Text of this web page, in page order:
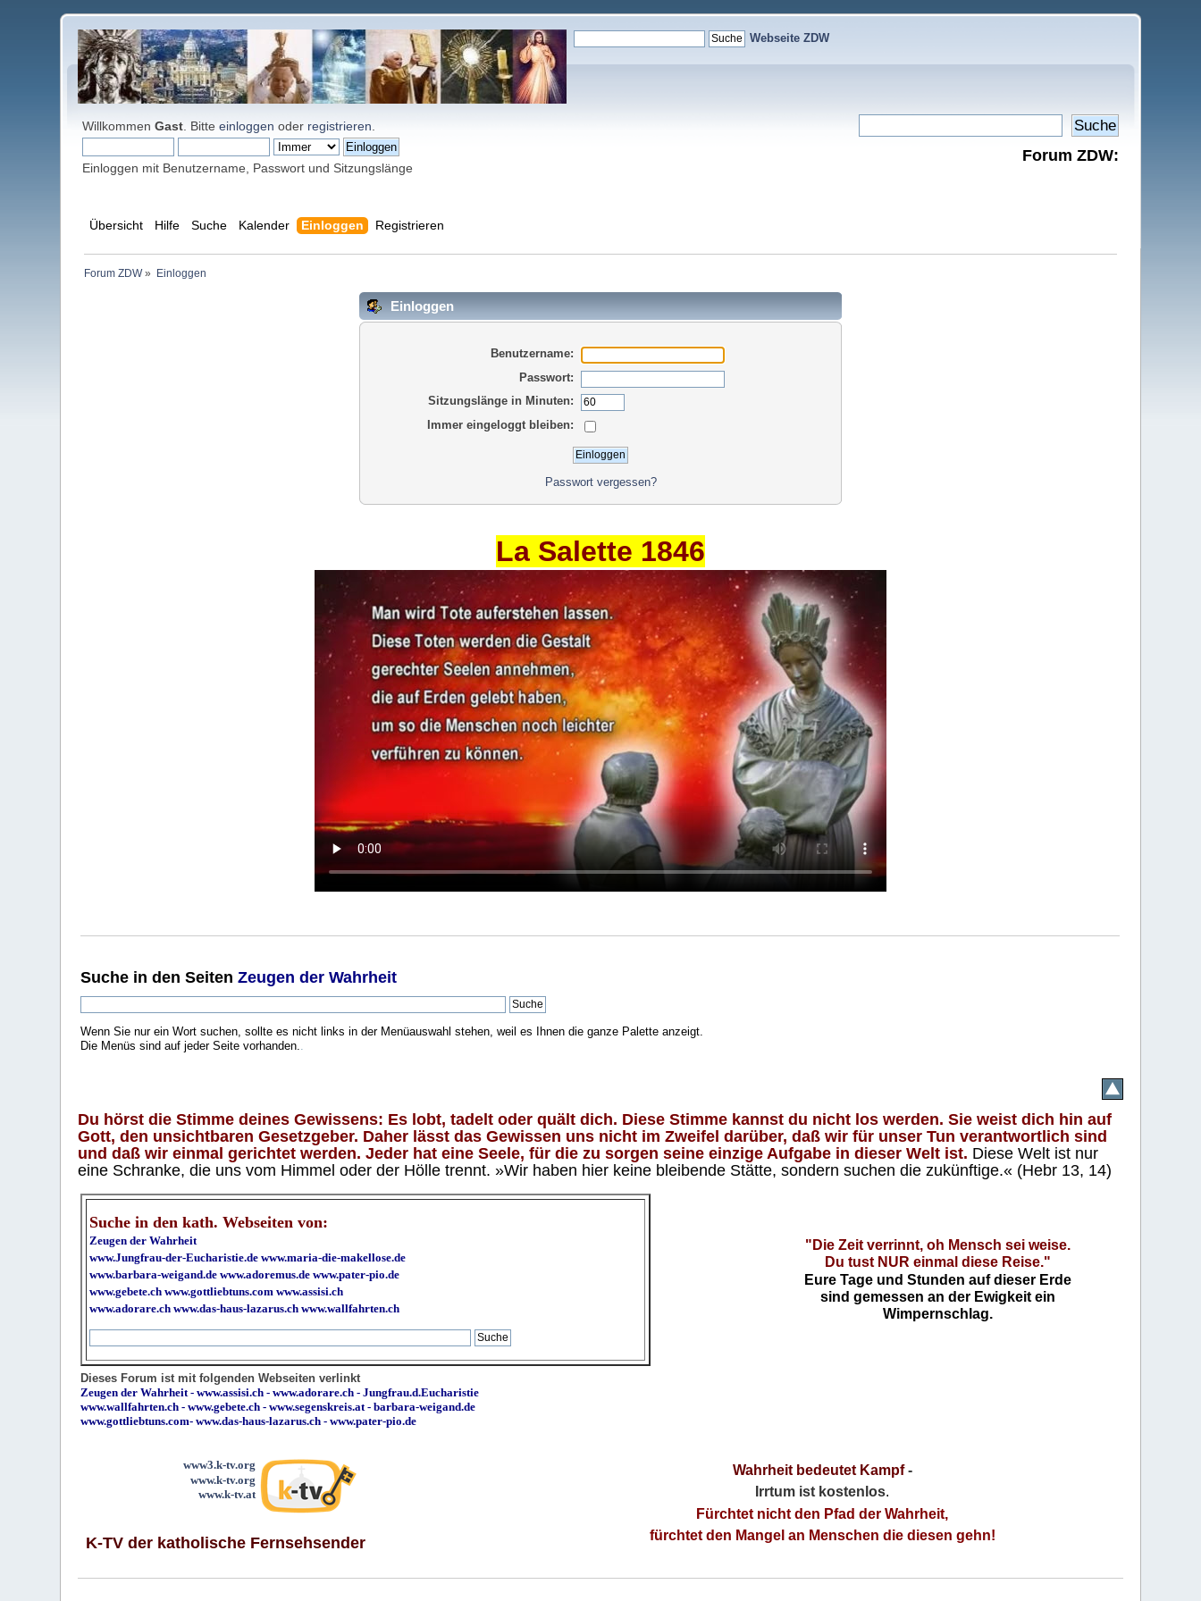
Webseite ZDW
WillkommenGast . Bitteeinloggen oder registrieren
Einloggen mit Benutzername, Passwort und Sitzungslänge
Forum ZDW:
Übersicht Hilfe Suche Kalender Einloggen Registrieren
Forum ZDW» Einloggen
Einloggen
Benutzername:
Passwort:
Sitzungslänge in Minuten:
Immer eingeloggt bleiben:
Passwort vergessen?
La Salette 1846
Suche in den SeitenZeugen der Wahrheit
Wenn Sie nur ein Wort suchen, sollte es nicht links in der Menüauswahl stehen, weil es Ihnen die ganze Palette anzeigt.
Die Menüs sind auf jeder Seite vorhanden.
Du hörst die Stimme deines Gewissens: Es lobt, tadelt oder quält dich. Diese Stimme kannst du nicht los werden. Sie weist dich hin auf
Gott, den unsichtbaren Gesetzgeber. Daher lässt das Gewissen uns nicht im Zweifel darüber, daß wir für unser Tun verantwortlich sind
und daß wir einmal gerichtet werden. Jeder hat eine Seele, für die zu sorgen seine einzige Aufgabe in dieser Welt ist. Diese Welt ist nur
eine Schranke, die uns vom Himmel oder der Hölle trennt. »Wir haben hier keine bleibende Stätte, sondern suchen die zukünftige.« (Hebr 13, 14)
Suche in den kath. Webseiten von:
Zeugen der Wahrheit
www.Jungfrau-der-Eucharistie.de www.maria-die-makellose.de
www.barbara-weigand.de www.adoremus.de www.pater-pio.de
www.gebete.ch www.gottliebtuns.com www.assisi.ch
www.adorare.ch www.das-haus-lazarus.ch www.wallfahrten.ch
"Die Zeit verrinnt, oh Mensch sei weise.
Du tust NUR einmal diese Reise."
Eure Tage und Stunden auf dieser Erde
sind gemessen an der Ewigkeit ein
Wimpernschlag.
Dieses Forum ist mit folgenden Webseiten verlinkt
Zeugen der Wahrheit -www.assisi.ch -www.adorare.ch -Jungfrau.d.Eucharistie
www.wallfahrten.ch -www.gebete.ch -www.segenskreis.at -barbara-weigand.de
www.gottliebtuns.com-www.das-haus-lazarus.ch - www.pater-pio.de
www3.k-tv.org
www.k-tv.org
www.k-tv.at
K-TV der katholische Fernsehsender
Wahrheit bedeutet Kampf-
Irrtum ist kostenlos.
Fürchtet nicht den Pfad der Wahrheit,
fürchtet den Mangel an Menschen die diesen gehn!